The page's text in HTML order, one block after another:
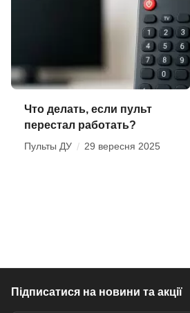
Что делать, если пульт
перестал работать?
Пульты ДУ / 29 вересня 2025
Підписатися на новини та акції